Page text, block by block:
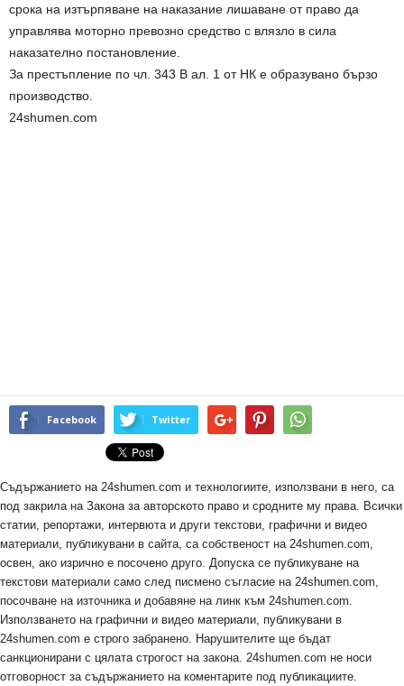
срока на изтърпяване на наказание лишаване от право да
управлява моторно превозно средство с влязло в сила
наказателно постановление.
За престъпление по чл. 343 В ал. 1 от НК е образувано бързо
производство.
24shumen.com
Facebook Twitter
Съдържанието на 24shumen.com и технологиите, използвани в него, са
под закрила на Закона за авторското право и сродните му права. Всички
статии, репортажи, интервюта и други текстови, графични и видео
материали, публикувани в сайта, са собственост на 24shumen.com,
освен, ако изрично е посочено друго. Допуска се публикуване на
текстови материали само след писмено съгласие на 24shumen.com,
посочване на източника и добавяне на линк към 24shumen.com.
Използването на графични и видео материали, публикувани в
24shumen.com е строго забранено. Нарушителите ще бъдат
санкционирани с цялата строгост на закона. 24shumen.com не носи
отговорност за съдържанието на коментарите под публикациите.